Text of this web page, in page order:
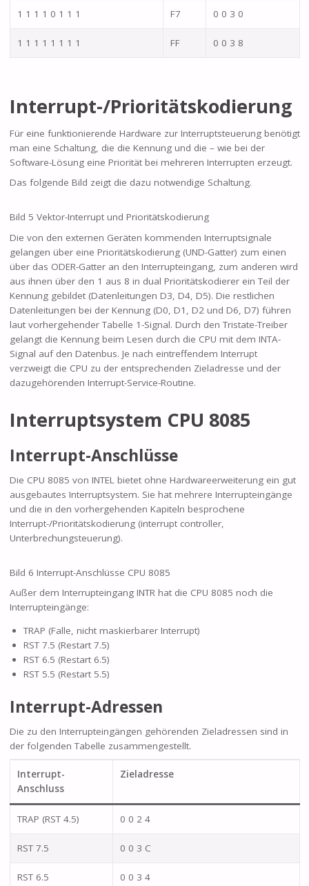
1 1 1 1 0 1 1 1 F7 0 0 3 0
1 1 1 1 1 1 1 1 FF 0 0 3 8
Interrupt-/Prioritätskodierung
Für eine funktionierende Hardware zur Interruptsteuerung benötigt
man eine Schaltung, die die Kennung und die – wie bei der
Software-Lösung eine Priorität bei mehreren Interrupten erzeugt.
Das folgende Bild zeigt die dazu notwendige Schaltung.
Bild 5 Vektor-Interrupt und Prioritätskodierung
Die von den externen Geräten kommenden Interruptsignale
gelangen über eine Prioritätskodierung (UND-Gatter) zum einen
über das ODER-Gatter an den Interrupteingang, zum anderen wird
aus ihnen über den 1 aus 8 in dual Prioritätskodierer ein Teil der
Kennung gebildet (Datenleitungen D3, D4, D5). Die restlichen
Datenleitungen bei der Kennung (D0, D1, D2 und D6, D7) führen
laut vorhergehender Tabelle 1-Signal. Durch den Tristate-Treiber
gelangt die Kennung beim Lesen durch die CPU mit dem INTA-
Signal auf den Datenbus. Je nach eintreffendem Interrupt
verzweigt die CPU zu der entsprechenden Zieladresse und der
dazugehörenden Interrupt-Service-Routine.
Interruptsystem CPU 8085
Interrupt-Anschlüsse
Die CPU 8085 von INTEL bietet ohne Hardwareerweiterung ein gut
ausgebautes Interruptsystem. Sie hat mehrere Interrupteingänge
und die in den vorhergehenden Kapiteln besprochene
Interrupt-/Prioritätskodierung (interrupt controller,
Unterbrechungsteuerung).
Bild 6 Interrupt-Anschlüsse CPU 8085
Außer dem Interrupteingang INTR hat die CPU 8085 noch die
Interrupteingänge:
TRAP (Falle, nicht maskierbarer Interrupt)
RST 7.5 (Restart 7.5)
RST 6.5 (Restart 6.5)
RST 5.5 (Restart 5.5)
Interrupt-Adressen
Die zu den Interrupteingängen gehörenden Zieladressen sind in
der folgenden Tabelle zusammengestellt.
Interrupt-
Anschluss
Zieladresse
TRAP (RST 4.5) 0 0 2 4
RST 7.5 0 0 3 C
RST 6.5 0 0 3 4